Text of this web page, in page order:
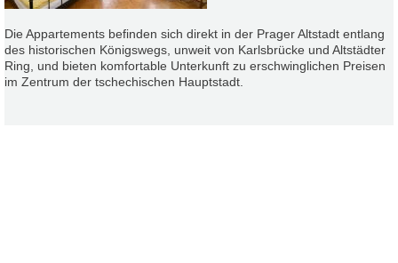
Die Appartements befinden sich direkt in der Prager Altstadt entlang
des historischen Königswegs, unweit von Karlsbrücke und Altstädter
Ring, und bieten komfortable Unterkunft zu erschwinglichen Preisen
im Zentrum der tschechischen Hauptstadt.